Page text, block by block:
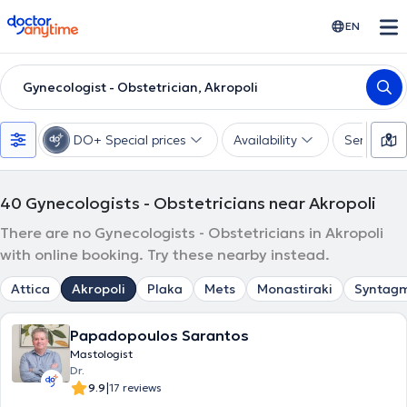
doctoranytime EN
Gynecologist - Obstetrician, Akropoli
DO+ Special prices Availability Services
40 Gynecologists - Obstetricians near Akropoli
There are no Gynecologists - Obstetricians in Akropoli
with online booking. Try these nearby instead.
Attica Akropoli Plaka Mets Monastiraki
Papadopoulos Sarantos
Mastologist
Dr.
9.9|17 reviews